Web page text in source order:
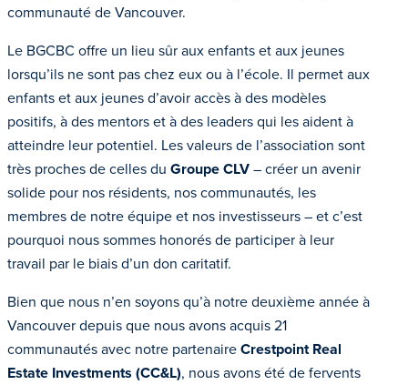
communauté de Vancouver.
Le BGCBC offre un lieu sûr aux enfants et aux jeunes
lorsqu’ils ne sont pas chez eux ou à l’école. Il permet aux
enfants et aux jeunes d’avoir accès à des modèles
positifs, à des mentors et à des leaders qui les aident à
atteindre leur potentiel. Les valeurs de l’association sont
très proches de celles du Groupe CLV– créer un avenir
solide pour nos résidents, nos communautés, les
membres de notre équipe et nos investisseurs – et c’est
pourquoi nous sommes honorés de participer à leur
travail par le biais d’un don caritatif.
Bien que nous n’en soyons qu’à notre deuxième année à
Vancouver depuis que nous avons acquis 21
communautés avec notre partenaireCrestpoint Real
Estate Investments (CC&L), nous avons été de fervents